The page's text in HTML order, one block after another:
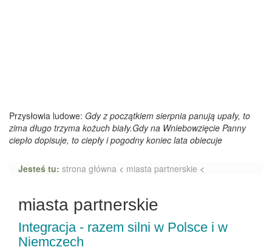
Przysłowia ludowe: Gdy z początkiem sierpnia panują upały, to
zima długo trzyma kożuch biały.Gdy na Wniebowzięcie Panny
ciepło dopisuje, to ciepły i pogodny koniec lata obiecuje
Jesteś tu: strona główna < miasta partnerskie <
miasta partnerskie
Integracja - razem silni w Polsce i w
Niemczech